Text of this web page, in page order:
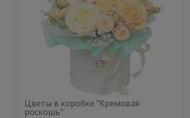
Цветы в коробке "Кремовая
роскошь"